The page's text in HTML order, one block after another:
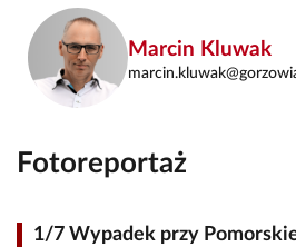
Marcin Kluwak
Fotoreportaż
1/7 Wypadek przy